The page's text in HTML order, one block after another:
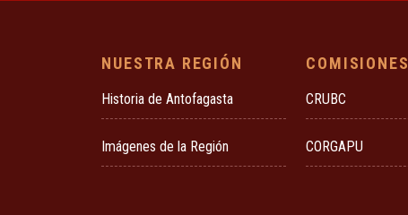
NUESTRA REGIÓN
Historia de Antofagasta
Imágenes de la Región
COMISIONES
CRUBC
CORGAPU